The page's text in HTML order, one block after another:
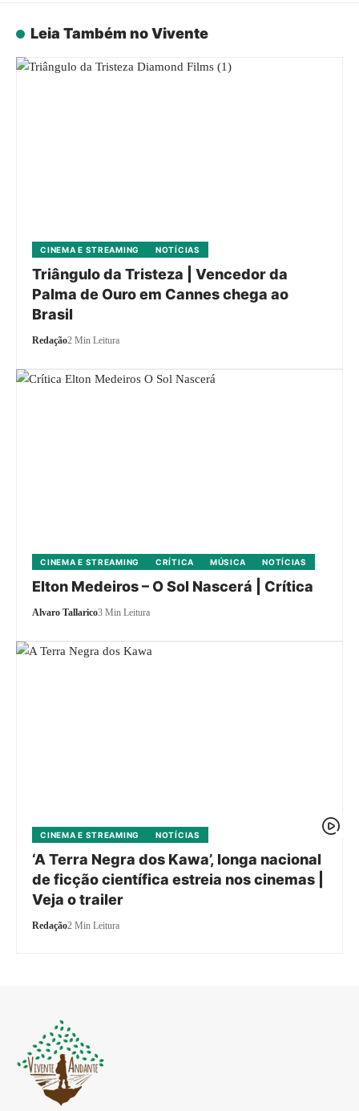
Leia Também no Vivente
CINEMA E STREAMING NOTÍCIAS
Triângulo da Tristeza | Vencedor da
Palma de Ouro em Cannes chega ao
Brasil
Redação2 Min Leitura
CINEMA E STREAMING CRÍTICA MÚSICA NOTÍCIAS
Elton Medeiros – O Sol Nascerá | Crítica
Alvaro Tallarico3 Min Leitura
CINEMA E STREAMING NOTÍCIAS
‘A Terra Negra dos Kawa’, longa nacional
de ficção científica estreia nos cinemas |
Veja o trailer
Redação2 Min Leitura